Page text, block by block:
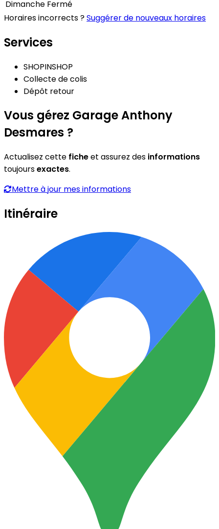
Dimanche Fermé
Horaires incorrects ?Suggérer de nouveaux horaires
Services
SHOPINSHOP
Collecte de colis
Dépôt retour
Vous gérez Garage Anthony
Desmares ?
Actualisez cette ficheet assurez des informations
toujoursexactes.
Mettre à jour mes informations
Itinéraire